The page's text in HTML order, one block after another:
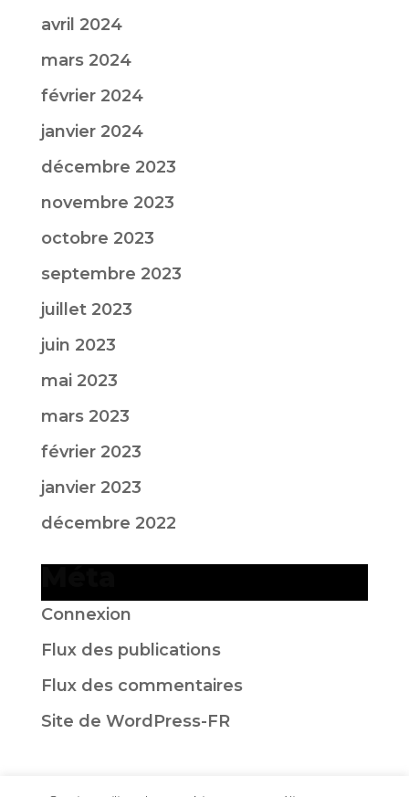
avril 2024
mars 2024
février 2024
janvier 2024
décembre 2023
novembre 2023
octobre 2023
septembre 2023
juillet 2023
juin 2023
mai 2023
mars 2023
février 2023
janvier 2023
décembre 2022
Connexion
Flux des publications
Flux des commentaires
Site de WordPress-FR